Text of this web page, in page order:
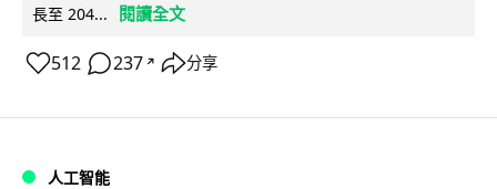
長至 204...
閱讀全文
512 237 ↗ 分享
人工智能